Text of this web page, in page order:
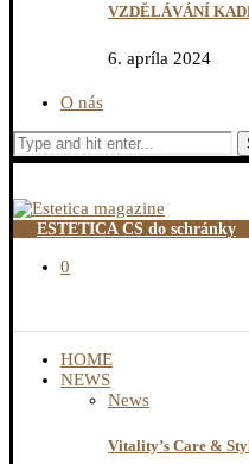
VZDĚLÁVÁNÍ
6. apríla 2024
O nás
ESTETICA CS do schránky
0
HOME
NEWS
News
Vitality’s Care &